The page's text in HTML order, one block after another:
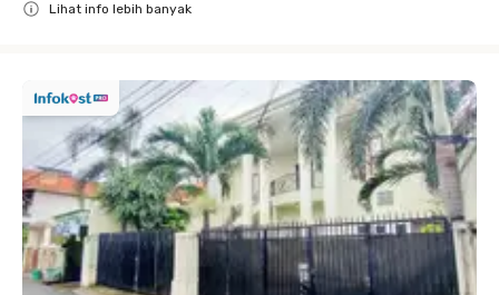
Lihat info lebih banyak